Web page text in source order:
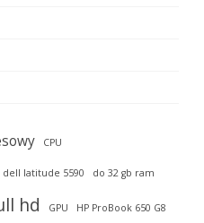
CPU
dell latitude 5590 do 32 gb ram
hd GPU HP ProBook 650 G8